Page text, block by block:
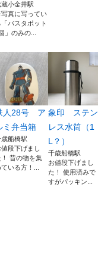
蔵小金井駅
真に写ってい
「パスタポット
」のみの...
人28号 ア
ミ弁当箱
歳船橋駅
値段下げまし
！ 昔の物を集
いる方！...
象印 ステン
レス水筒（1
L？）
千歳船橋駅
お値段下げまし
た！ 使用済みで
すがパッキン...